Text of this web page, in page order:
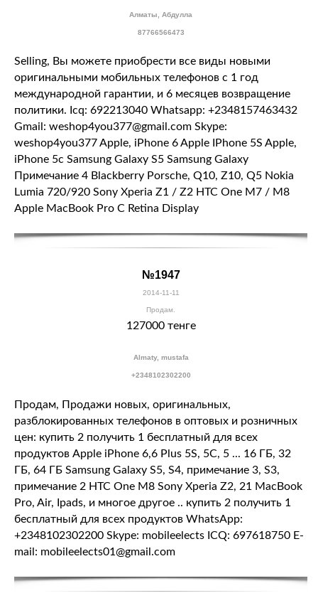
Алматы, Абдулла
87766566473
Selling, Вы можете приобрести все виды новыми
оригинальными мобильных телефонов с 1 год
международной гарантии, и 6 месяцев возвращение
политики. Icq: 692213040 Whatsapp: +2348157463432
Gmail: weshop4you377@gmail.com Skype:
weshop4you377 Apple, iPhone 6 Apple IPhone 5S Apple,
iPhone 5с Samsung Galaxy S5 Samsung Galaxy
Примечание 4 Blackberry Porsche, Q10, Z10, Q5 Nokia
Lumia 720/920 Sony Xperia Z1 / Z2 HTC One M7 / M8
Apple MacBook Pro С Retina Display
№1947
2014-11-11
Продам.
127000 тенге
Almaty, mustafa
+2348102302200
Продам, Продажи новых, оригинальных,
разблокированных телефонов в оптовых и розничных
цен: купить 2 получить 1 бесплатный для всех
продуктов Apple iPhone 6,6 Plus 5S, 5C, 5 ... 16 ГБ, 32
ГБ, 64 ГБ Samsung Galaxy S5, S4, примечание 3, S3,
примечание 2 HTC One M8 Sony Xperia Z2, 21 MacBook
Pro, Air, Ipads, и многое другое .. купить 2 получить 1
бесплатный для всех продуктов WhatsApp:
+2348102302200 Skype: mobileelects ICQ: 697618750 E-
mail: mobileelects01@gmail.com